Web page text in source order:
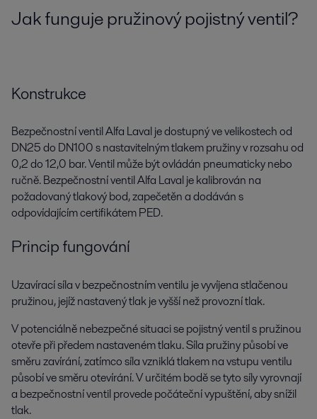
Jak funguje pružinový pojistný ventil?
Konstrukce
Bezpečnostní ventil Alfa Laval je dostupný ve velikostech od
DN25 do DN100 s nastavitelným tlakem pružiny v rozsahu od
0,2 do 12,0 bar. Ventil může být ovládán pneumaticky nebo
ručně. Bezpečnostní ventil Alfa Laval je kalibrován na
požadovaný tlakový bod, zapečetěn a dodáván s
odpovídajícím certifikátem PED.
Princip fungování
Uzavírací síla v bezpečnostním ventilu je vyvíjena stlačenou
pružinou, jejíž nastavený tlak je vyšší než provozní tlak.
V potenciálně nebezpečné situaci se pojistný ventil s pružinou
otevře při předem nastaveném tlaku. Síla pružiny působí ve
směru zavírání, zatímco síla vzniklá tlakem na vstupu ventilu
působí ve směru otevírání. V určitém bodě se tyto síly vyrovnají
a bezpečnostní ventil provede počáteční vypuštění, aby snížil
tlak.